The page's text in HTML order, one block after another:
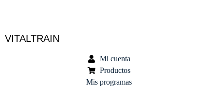
VITALTRAIN
Mi cuenta
Productos
Mis programas